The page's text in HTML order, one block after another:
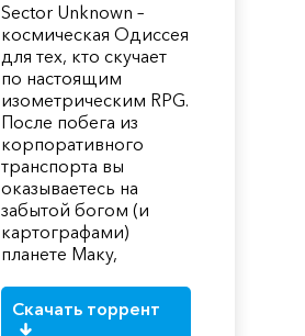
Sector Unknown –
космическая Одиссея
для тех, кто скучает
по настоящим
изометрическим RPG.
После побега из
корпоративного
транспорта вы
оказываетесь на
забытой богом (и
картографами)
планете Маку,
Скачать торрент